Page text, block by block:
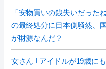
「安物買いの銭失いだった
の最終処分に日本側騒然、
が財源なんだ？
女さん ｢アイドルが19歳に